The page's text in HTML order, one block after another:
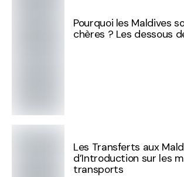
Pourquoi les Maldives
chères ? Les dessous
Les Transferts aux
d’Introduction sur les
transports